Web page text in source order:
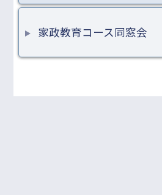
家政教育コース同窓会